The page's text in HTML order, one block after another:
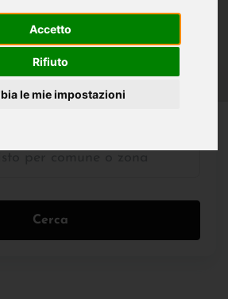
Accetto
Rifiuto
le mie impostazioni
IN AFFITTO
Cerca